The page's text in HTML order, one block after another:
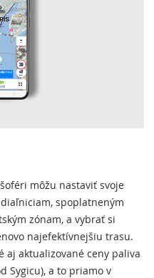
môžu nastaviť svoje
spoplatneným
zónam, a vybrať si
najefektívnejšiu trasu.
aj aktualizované ceny paliva
Sygicu), a to priamo v